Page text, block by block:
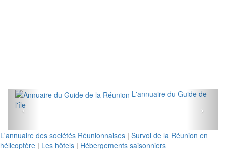
L'annuaire du Guide de
l'île
L'annuaire des sociétés Réunionnaises | Survol de la Réunion en
hélicoptère | Les hôtels | Hébergements saisonniers